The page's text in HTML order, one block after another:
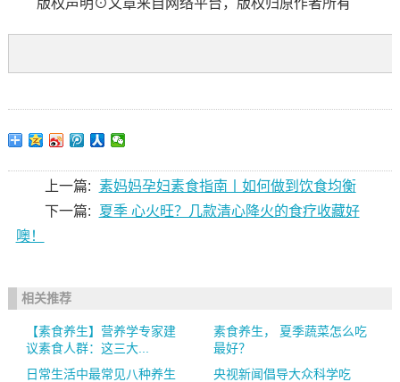
版权声明⊙文章来自网络平台，版权归原作者所有
上一篇: 素妈妈孕妇素食指南丨如何做到饮食均衡
下一篇:
夏季 心火旺？几款清心降火的食疗收藏好
噢！
相关推荐
【素食养生】营养学专家建
议素食人群：这三大...
素食养生， 夏季蔬菜怎么吃
最好？
日常生活中最常见八种养生
央视新闻倡导大众科学吃